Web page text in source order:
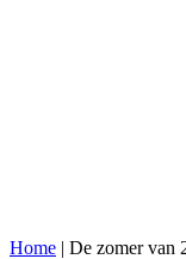
Home | De zomer van